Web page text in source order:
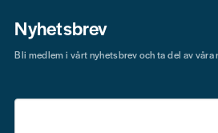
Nyhetsbrev
Bli medlem i vårt nyhetsbrev och ta del av våra